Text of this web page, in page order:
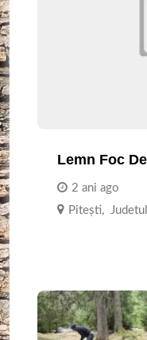
Lemn Foc
2 ani ago
Piteşti,